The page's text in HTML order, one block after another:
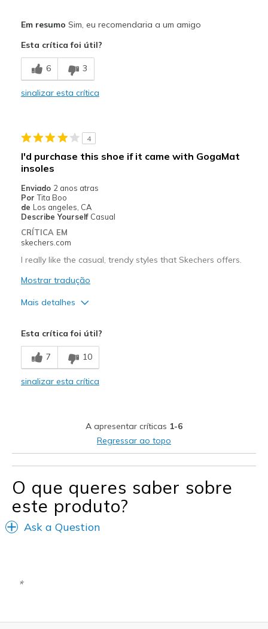
Comfortable
Durable
None
Melhores utilizações
Casual Wear
Width
Feels true to width
Sizing
View On Shoes
Em resumo Sim, eu recomendaria a um amigo
Esta crítica foi útil?
6 3
sinalizar esta crítica
4
I'd purchase this shoe if it came with GogaMat
insoles
Enviado 2 anos atras
Por Tita Boo
de Los angeles, CA
Describe Yourself Casual
CRÍTICA EM
skechers.com
I really like the casual, trendy styles that Skechers offers.
Mostrar tradução
Mais detalhes
Going Out
Esta crítica foi útil?
7 10
sinalizar esta crítica
A apresentar críticas 1-6
Regressar ao topo
O que queres saber sobre
este produto?
Ask a Question